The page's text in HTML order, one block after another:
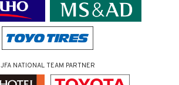
JFA NATIONAL TEAM PARTNER